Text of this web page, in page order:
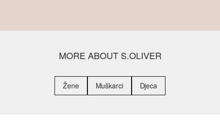
MORE ABOUT S.OLIVER
Žene Muškarci Djeca